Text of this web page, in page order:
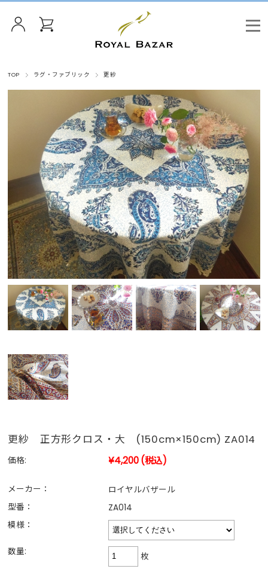
TOP ラグ・ファブリック 更紗
更紗 正方形クロス・大 (150cm×150cm) ZA014
価格: ¥4,200(税込)
メーカー：
ロイヤルバザール
型番：
ZA014
模様：
数量: 枚